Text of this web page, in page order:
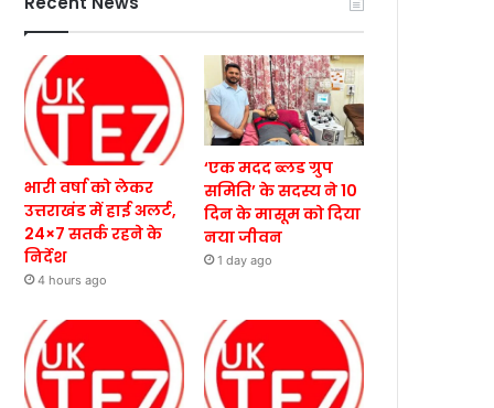
भारी वर्षा को लेकर
उत्तराखंड में हाई अलर्ट,
24×7 सतर्क रहने के
निर्देश
4 hours ago
‘एक मदद ब्लड ग्रुप
समिति’ के सदस्य ने 10
दिन के मासूम को दिया
नया जीवन
1 day ago